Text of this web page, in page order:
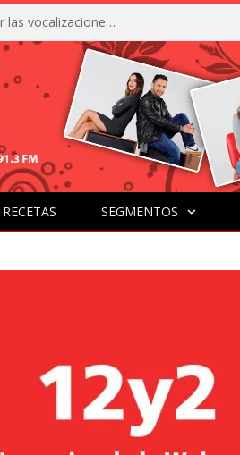
La IA está acercándonos a comprender y traducir las vocalizaciones y comportamientos de nuestras mascotas
RECETAS SEGMENTOS